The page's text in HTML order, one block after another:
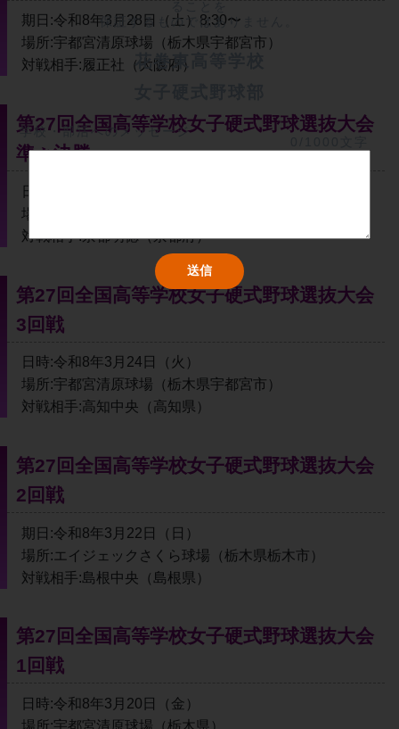
保証するものではありません。
花巻東高等学校
学校・部活へのメッセージ
期日:令和8年3月28日（土）8:30〜
場所:宇都宮清原球場（栃木県宇都宮市）
対戦相手:履正社（大阪府）
第27回全国高等学校女子硬式野球選抜大会
準々決勝
日時:令和8年3月27日（金）8:30〜
場所:宇都宮清原球場（栃木県宇都宮市）
対戦相手:京都明徳（京都府）
第27回全国高等学校女子硬式野球選抜大会
3回戦
日時:令和8年3月24日（火）
場所:宇都宮清原球場（栃木県宇都宮市）
対戦相手:高知中央（高知県）
第27回全国高等学校女子硬式野球選抜大会
2回戦
期日:令和8年3月22日（日）
場所:エイジェックさくら球場（栃木県栃木市）
対戦相手:島根中央（島根県）
第27回全国高等学校女子硬式野球選抜大会
1回戦
日時:令和8年3月20日（金）
場所:宇都宮清原球場（栃木県）